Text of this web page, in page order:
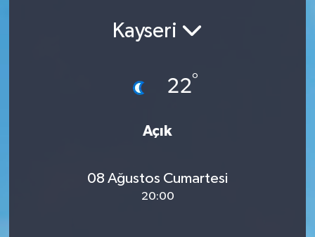
Kayseri
22°
Açık
08 Ağustos Cumartesi
20:00